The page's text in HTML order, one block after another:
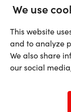
©2025 Prezzee
We use
This website
and to analyze
We also share
our social